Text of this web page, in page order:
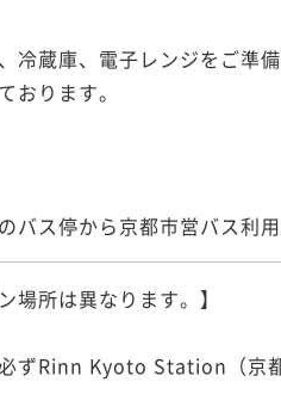
冷蔵庫、電子レンジをご準備
おります。
バス停から京都市営バス利用
場所は異なります。】
ずRinn Kyoto Station（京